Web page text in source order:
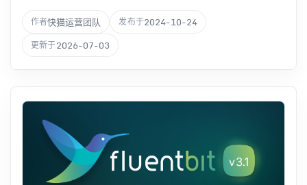
作者快猫运营团队 发布于2024-10-24
更新于2026-07-03